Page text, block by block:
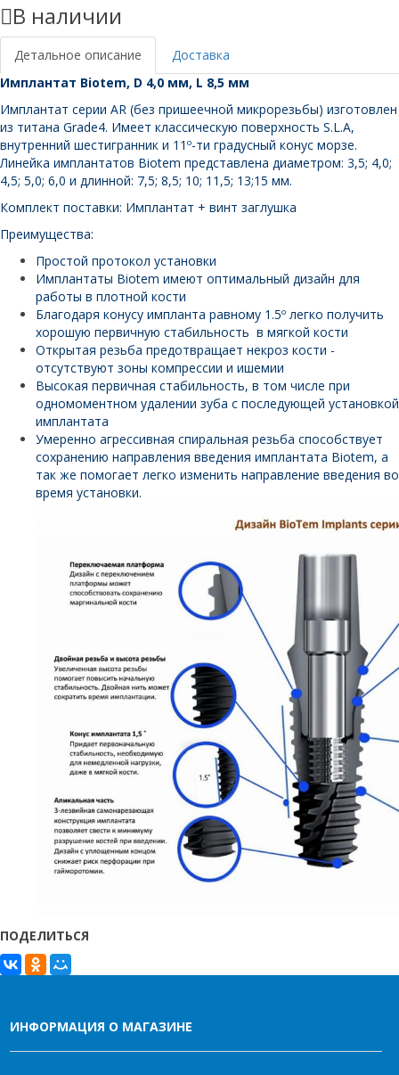
мм,
L
8,5
мм
В наличии
Детальное описание
Доставка
Имплантат Biotem, D 4,0 мм, L 8,5 мм
Имплантат серии AR (без пришеечной микрорезьбы) изготовлен
из титана Grade4. Имеет классическую поверхность S.L.A,
внутренний шестигранник и 11º-ти градусный конус морзе.
Линейка имплантатов Biotem представлена диаметром: 3,5; 4,0;
4,5; 5,0; 6,0 и длинной: 7,5; 8,5; 10; 11,5; 13;15 мм.
Комплект поставки: Имплантат + винт заглушка
Преимущества:
Простой протокол установки
Имплантаты Biotem имеют оптимальный дизайн для
работы в плотной кости
Благодаря конусу импланта равному 1.5º легко получить
хорошую первичную стабильность в мягкой кости
Открытая резьба предотвращает некроз кости -
отсутствуют зоны компрессии и ишемии
Высокая первичная стабильность, в том числе при
одномоментном удалении зуба с последующей установкой
имплантата
Умеренно агрессивная спиральная резьба способствует
сохранению направления введения имплантата Biotem, а
так же помогает легко изменить направление введения во
время установки.
ПОДЕЛИТЬСЯ
ИНФОРМАЦИЯ О МАГАЗИНЕ